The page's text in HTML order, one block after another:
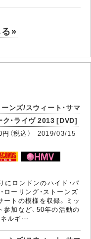
»
ーンズ/スウィート・サマ
ク・ライヴ 2013 [DVD]
（税込） 2019/03/15
にロンドンのハイド・パ
ローリング・ストーンズ
ートの模様を収録。ミッ
参加など、50年の活動の
ルギ…